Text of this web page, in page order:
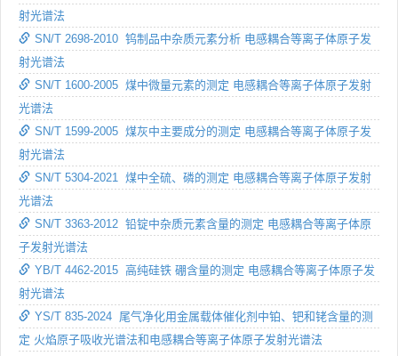
射光谱法
SN/T 2698-2010 钨制品中杂质元素分析 电感耦合等离子体原子发
射光谱法
SN/T 1600-2005 煤中微量元素的测定 电感耦合等离子体原子发射
光谱法
SN/T 1599-2005 煤灰中主要成分的测定 电感耦合等离子体原子发
射光谱法
SN/T 5304-2021 煤中全硫、磷的测定 电感耦合等离子体原子发射
光谱法
SN/T 3363-2012 铅锭中杂质元素含量的测定 电感耦合等离子体原
子发射光谱法
YB/T 4462-2015 高纯硅铁 硼含量的测定 电感耦合等离子体原子发
射光谱法
YS/T 835-2024 尾气净化用金属载体催化剂中铂、钯和铑含量的测
定 火焰原子吸收光谱法和电感耦合等离子体原子发射光谱法